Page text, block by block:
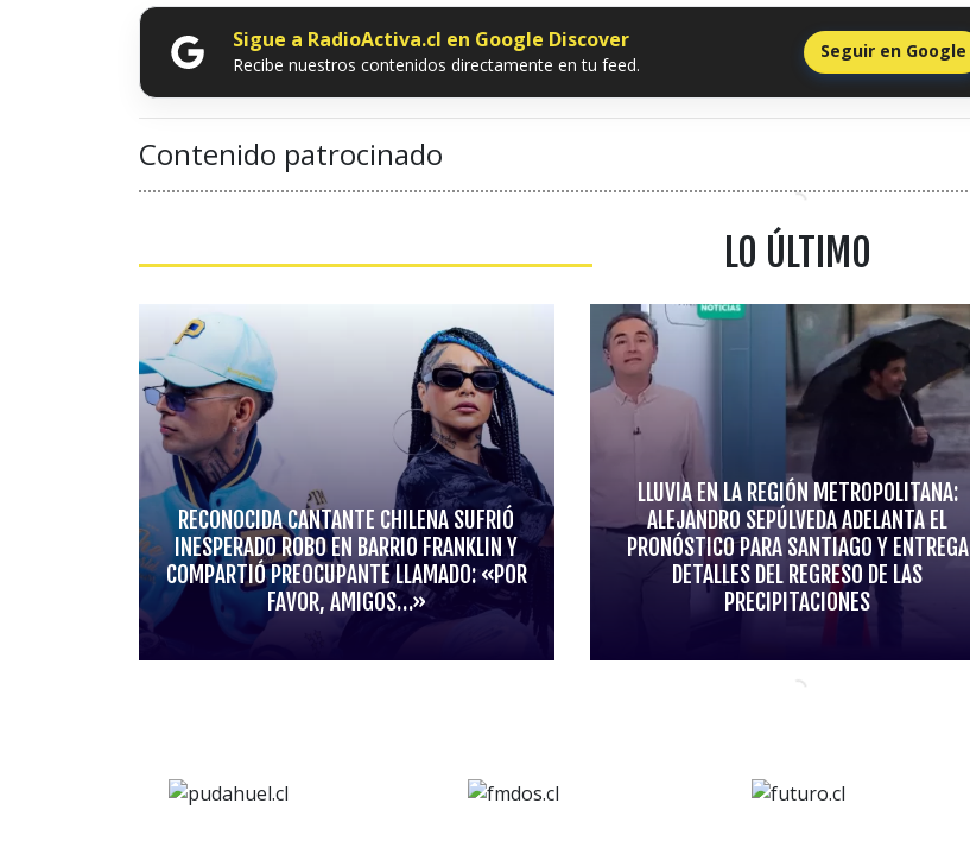
Sigue a RadioActiva.cl en Google Discover
Recibe nuestros contenidos directamente en tu feed.
Seguir en Google
Contenido patrocinado
LO ÚLTIMO
RECONOCIDA CANTANTE CHILENA SUFRIÓ
INESPERADO ROBO EN BARRIO FRANKLIN Y
COMPARTIÓ PREOCUPANTE LLAMADO: «POR
FAVOR, AMIGOS…»
LLUVIA EN LA REGIÓN METROPOLITANA:
ALEJANDRO SEPÚLVEDA ADELANTA EL
PRONÓSTICO PARA SANTIAGO Y ENTREGA
DETALLES DEL REGRESO DE LAS
PRECIPITACIONES